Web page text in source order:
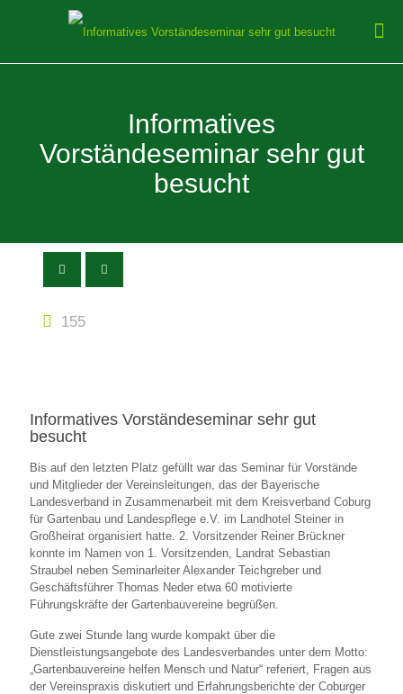
Informatives
Vorständeseminar sehr gut
besucht
155
Informatives Vorständeseminar sehr gut
besucht
Bis auf den letzten Platz gefüllt war das Seminar für Vorstände
und Mitglieder der Vereinsleitungen, das der Bayerische
Landesverband in Zusammenarbeit mit dem Kreisverband Coburg
für Gartenbau und Landespflege e.V. im Landhotel Steiner in
Großheirat organisiert hatte. 2. Vorsitzender Reiner Brückner
konnte im Namen von 1. Vorsitzenden, Landrat Sebastian
Straubel neben Seminarleiter Alexander Teichgreber und
Geschäftsführer Thomas Neder etwa 60 motivierte
Führungskräfte der Gartenbauvereine begrüßen.
Gute zwei Stunde lang wurde kompakt über die
Dienstleistungsangebote des Landesverbandes unter dem Motto:
„Gartenbauvereine helfen Mensch und Natur“ referiert, Fragen aus
der Vereinspraxis diskutiert und Erfahrungsberichte der Coburger